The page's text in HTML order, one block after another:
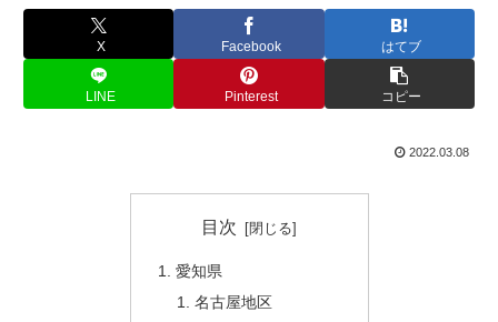
X Facebook はてブ
LINE Pinterest コピー
2022.03.08
目次
愛知県
名古屋地区